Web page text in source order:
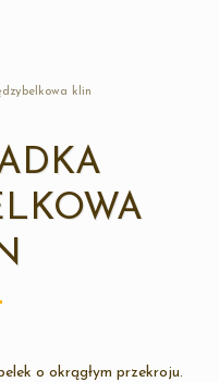
klin
o okrągłym przekroju.